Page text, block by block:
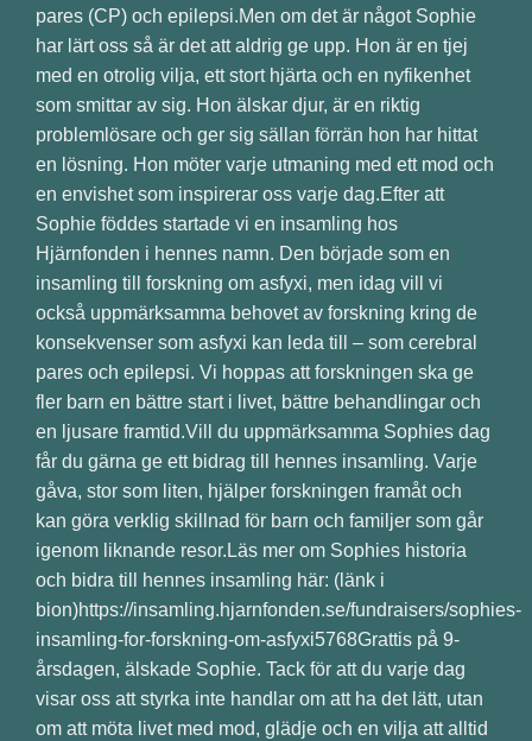
pares (CP) och epilepsi.Men om det är något Sophie
har lärt oss så är det att aldrig ge upp. Hon är en tjej
med en otrolig vilja, ett stort hjärta och en nyfikenhet
som smittar av sig. Hon älskar djur, är en riktig
problemlösare och ger sig sällan förrän hon har hittat
en lösning. Hon möter varje utmaning med ett mod och
en envishet som inspirerar oss varje dag.Efter att
Sophie föddes startade vi en insamling hos
Hjärnfonden i hennes namn. Den började som en
insamling till forskning om asfyxi, men idag vill vi
också uppmärksamma behovet av forskning kring de
konsekvenser som asfyxi kan leda till – som cerebral
pares och epilepsi. Vi hoppas att forskningen ska ge
fler barn en bättre start i livet, bättre behandlingar och
en ljusare framtid.Vill du uppmärksamma Sophies dag
får du gärna ge ett bidrag till hennes insamling. Varje
gåva, stor som liten, hjälper forskningen framåt och
kan göra verklig skillnad för barn och familjer som går
igenom liknande resor.Läs mer om Sophies historia
och bidra till hennes insamling här: (länk i
bion)https://insamling.hjarnfonden.se/fundraisers/sophies-
insamling-for-forskning-om-asfyxi5768Grattis på 9-
årsdagen, älskade Sophie. Tack för att du varje dag
visar oss att styrka inte handlar om att ha det lätt, utan
om att möta livet med mod, glädje och en vilja att alltid